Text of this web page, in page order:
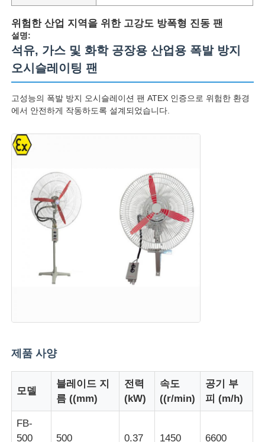
제품 소개
회사 소개
위험한 산업 지역을 위한 고강도 방폭형 진동 팬
설명:
석유, 가스 및 화학 공장용 산업용 폭발 방지
오시슬레이팅 팬
고성능의 폭발 방지 오시슬레이션 팬 ATEX 인증으로 위험한 환경
에서 안전하게 작동하도록 설계되었습니다.
제품 사양
모델
블레이드 지
름 ((mm)
전력
(kW)
속도
((r/min)
공기 부
피 (m/h)
FB-
500
500 0.37 1450 6600